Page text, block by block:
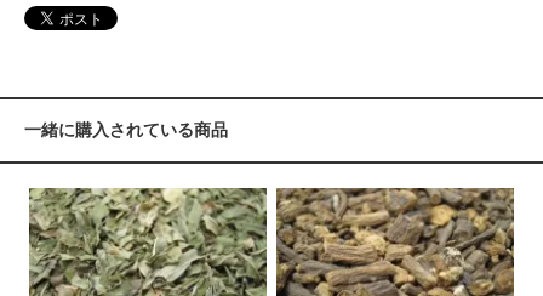
一緒に購入されている商品